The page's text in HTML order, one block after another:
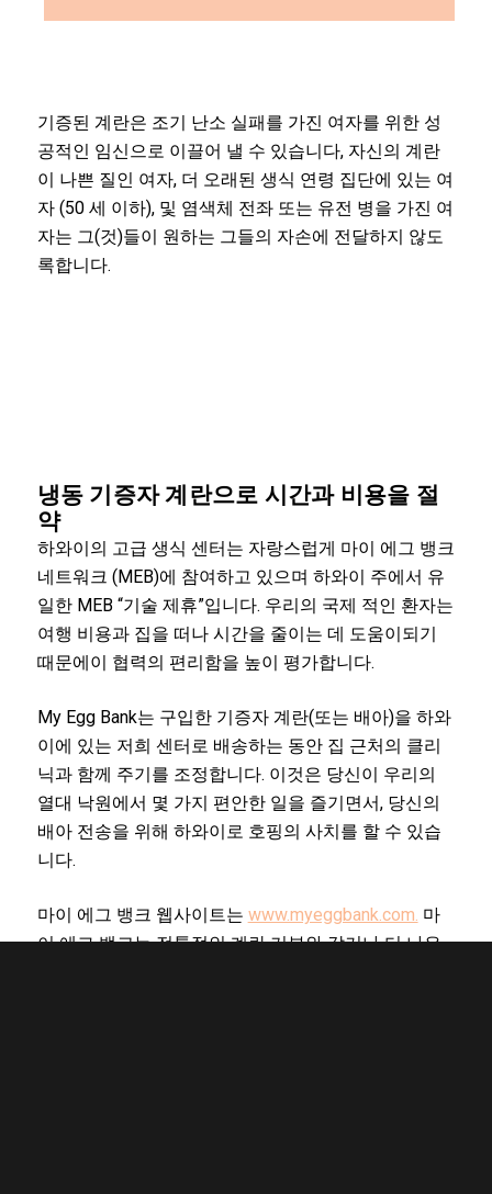
기증된 계란은 조기 난소 실패를 가진 여자를 위한 성
공적인 임신으로 이끌어 낼 수 있습니다, 자신의 계란
이 나쁜 질인 여자, 더 오래된 생식 연령 집단에 있는 여
자 (50 세 이하), 및 염색체 전좌 또는 유전 병을 가진 여
자는 그(것)들이 원하는 그들의 자손에 전달하지 않도
록합니다.
냉동 기증자 계란으로 시간과 비용을 절
약
하와이의 고급 생식 센터는 자랑스럽게 마이 에그 뱅크
네트워크 (MEB)에 참여하고 있으며 하와이 주에서 유
일한 MEB “기술 제휴”입니다. 우리의 국제 적인 환자는
여행 비용과 집을 떠나 시간을 줄이는 데 도움이되기
때문에이 협력의 편리함을 높이 평가합니다.
My Egg Bank는 구입한 기증자 계란(또는 배아)을 하와
이에 있는 저희 센터로 배송하는 동안 집 근처의 클리
닉과 함께 주기를 조정합니다. 이것은 당신이 우리의
열대 낙원에서 몇 가지 편안한 일을 즐기면서, 당신의
배아 전송을 위해 하와이로 호핑의 사치를 할 수 있습
니다.
마이 에그 뱅크 웹사이트는 www.myeggbank.com. 마
이 에그 뱅크는 전통적인 계란 기부와 같거나 더 나은